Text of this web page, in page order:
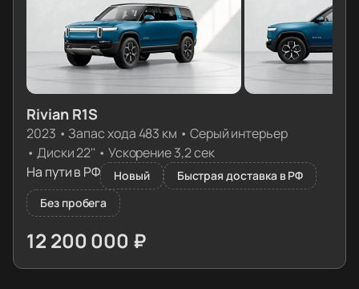
Rivian R1S
2023 • Запас хода 483 км • Серый интерьер
• Диски 22'' • Ускорение 3,2 сек
На пути в РФ
Новый
Быстрая доставка в РФ
Без пробега
12 200 000 ₽
≈ 122 365€